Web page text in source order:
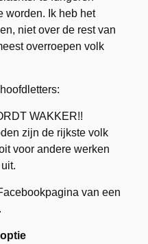
worden. Ik heb het
niet over de rest van
overroepen volk
WAKKER!!
zijn de rijkste volk
voor andere werken
van een